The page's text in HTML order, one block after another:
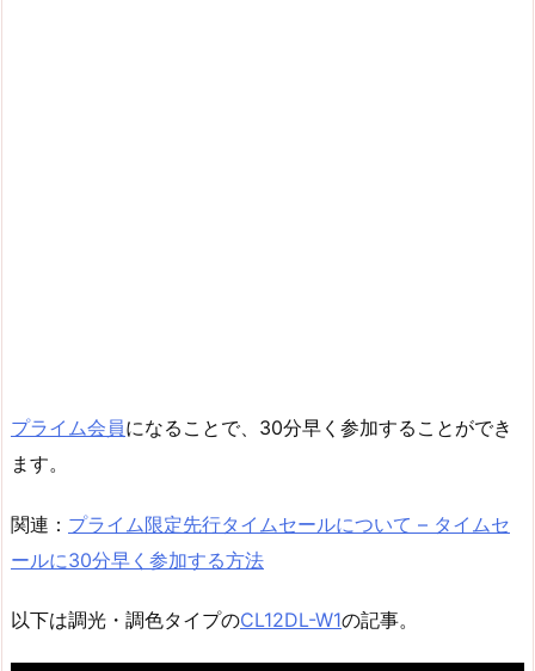
プライム会員になることで、30分早く参加することができ
ます。
関連： プライム限定先行タイムセールについて – タイムセ
ールに30分早く参加する方法
以下は調光・調色タイプのCL12DL-W1の記事。